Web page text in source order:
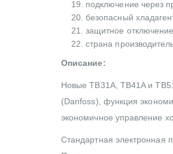
подключение через
безопасный
защитное
страна
Описание:
Новые TB31A, TB41A и
(Danfoss), функция
экономичное управление
Стандартная электронная